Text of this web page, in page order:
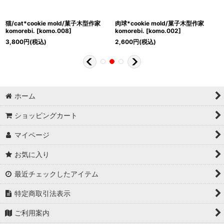
猫/cat*cookie mold/菓子木型作家
komorebi. [komo.008]
3,800円(税込)
肉球*cookie mold/菓子木型作家
komorebi. [komo.002]
2,600円(税込)
ホーム
ショッピングカート
マイページ
お気に入り
最近チェックしたアイテム
特定商取引法表示
ご利用案内